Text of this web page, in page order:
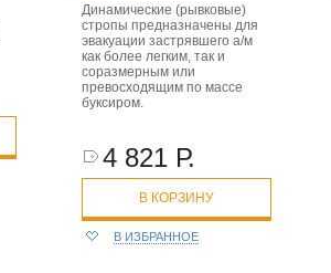
Динамические (рывковые)
стропы предназначены для
эвакуации застрявшего а/м
как более легким, так и
соразмерным или
превосходящим по массе
буксиром.
4 821 Р.
В КОРЗИНУ
В ИЗБРАННОЕ